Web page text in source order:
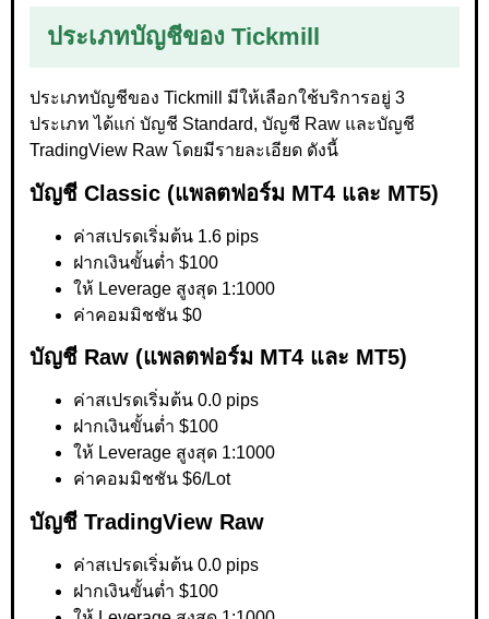
ประเภทบัญชีของ Tickmill
ประเภทบัญชีของ Tickmill มีให้เลือกใช้บริการอยู่ 3
ประเภท ได้แก่ บัญชี Standard, บัญชี Raw และบัญชี
TradingView Raw โดยมีรายละเอียด ดังนี้
บัญชี Classic (แพลตฟอร์ม MT4 และ MT5)
ค่าสเปรดเริ่มต้น 1.6 pips
ฝากเงินขั้นต่ำ $100
ให้ Leverage สูงสุด 1:1000
ค่าคอมมิชชัน $0
บัญชี Raw (แพลตฟอร์ม MT4 และ MT5)
ค่าสเปรดเริ่มต้น 0.0 pips
ฝากเงินขั้นต่ำ $100
ให้ Leverage สูงสุด 1:1000
ค่าคอมมิชชัน $6/Lot
บัญชี TradingView Raw
ค่าสเปรดเริ่มต้น 0.0 pips
ฝากเงินขั้นต่ำ $100